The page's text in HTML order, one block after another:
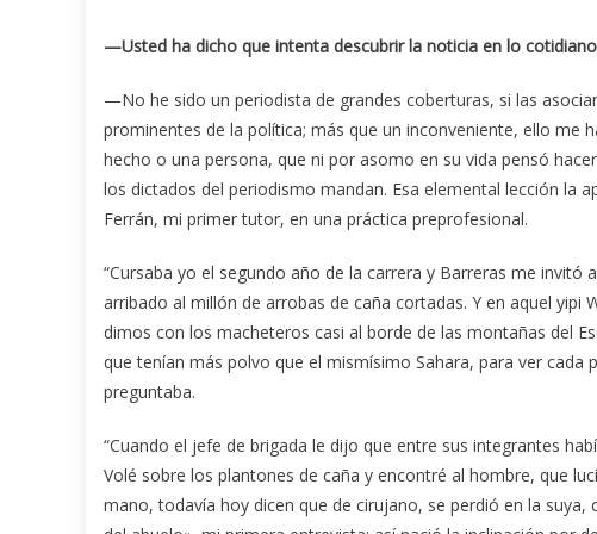
—Usted ha dicho que intenta descubrir la noticia en lo
—No he sido un periodista de grandes coberturas, si las
prominentes de la política; más que un inconveniente, ello
hecho o una persona, que ni por asomo en su vida pensó
los dictados del periodismo mandan. Esa elemental lección la
Ferrán, mi primer tutor, en una práctica preprofesional.
“Cursaba yo el segundo año de la carrera y Barreras me
arribado al millón de arrobas de caña cortadas. Y en aquel
dimos con los macheteros casi al borde de las montañas del
que tenían más polvo que el mismísimo Sahara, para ver
preguntaba.
“Cuando el jefe de brigada le dijo que entre sus integrantes
Volé sobre los plantones de caña y encontré al hombre, que
mano, todavía hoy dicen que de cirujano, se perdió en la